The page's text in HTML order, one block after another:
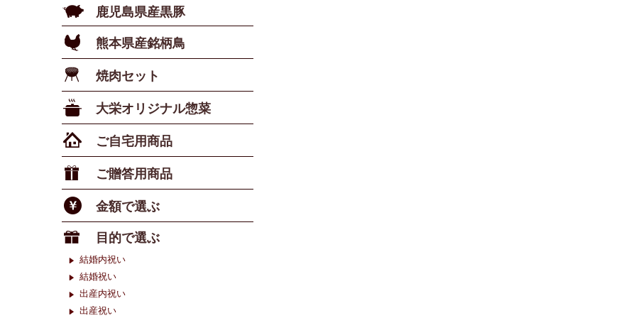
鹿児島県産黒豚
熊本県産銘柄鳥
焼肉セット
大栄オリジナル惣菜
ご自宅用商品
ご贈答用商品
金額で選ぶ
目的で選ぶ
結婚内祝い
結婚祝い
出産内祝い
出産祝い